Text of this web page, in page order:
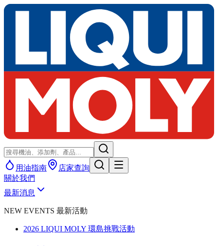
用油指南
店家查詢
關於我們
最新消息
NEW EVENTS 最新活動
2026 LIQUI MOLY 環島挑戰活動